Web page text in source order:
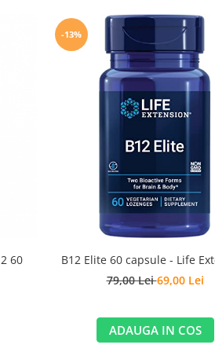
60
-13%
B12 Elite 60 capsule - Life
79,00 Lei69,00 Lei
ADAUGA IN COS